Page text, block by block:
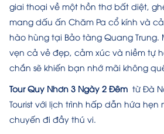
giai thoại về một hồn thơ bất diệt,
mang dấu ấn Chăm Pa cổ kính và
hào hùng tại Bảo tàng Quang Trung.
vẹn cả vẻ đẹp, cảm xúc và niềm tự
chắn sẽ khiến bạn nhớ mãi không
Tour Quy Nhơn 3 Ngày 2 Đêm từ Đà
Tourist với lịch trình hấp dẫn hứa hẹn
chuyến đi đầy thú vi.